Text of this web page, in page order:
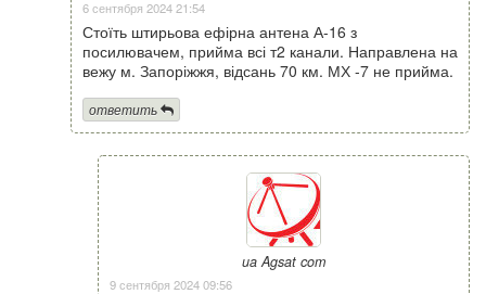
6 сентября 2024 21:54
Стоїть штирьова ефірна антена А-16 з
посилювачем, прийма всі т2 канали. Направлена на
вежу м. Запоріжжя, відсань 70 км. МХ -7 не прийма.
ответить
ua Agsat com
9 сентября 2024 09:56